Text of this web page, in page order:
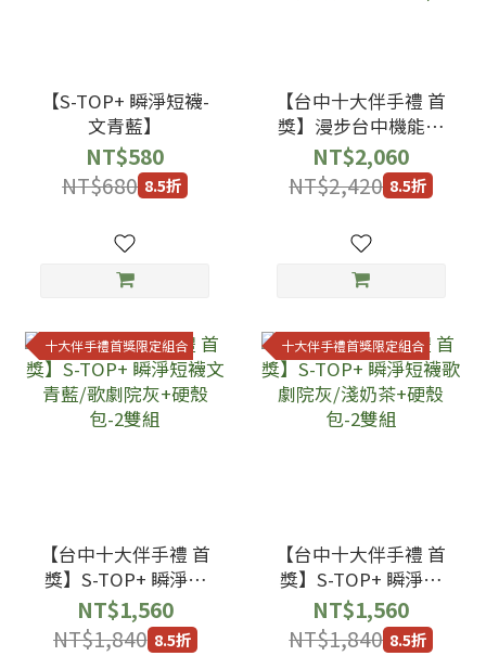
【S-TOP+ 瞬淨短襪-
文青藍】
NT$580
NT$680 8.5折
【台中十大伴手禮 首
獎】漫步台中機能襪
旅行套組 (S-TOP+ 瞬
淨短襪文青藍/歌劇院
灰/淺奶茶+硬殼包-3
NT$2,060
NT$2,420 8.5折
十大伴手禮首獎限定組合
【台中十大伴手禮 首
獎】S-TOP+ 瞬淨短
襪文青藍/歌劇院灰
+硬殼包-2雙組
NT$1,560
NT$1,840 8.5折
十大伴手禮首獎限定組合
【台中十大伴手禮 首
獎】S-TOP+ 瞬淨短
襪歌劇院灰/淺奶茶
+硬殼包-2雙組
NT$1,560
NT$1,840 8.5折